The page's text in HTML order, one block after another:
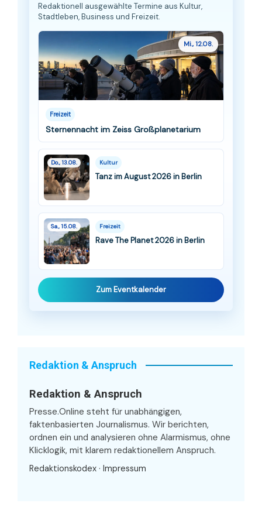
Redaktionell ausgewählte Termine aus Kultur,
Stadtleben, Business und Freizeit.
Mi., 12.08.
Freizeit
Sternennacht im Zeiss Großplanetarium
Do., 13.08. Kultur
Tanz im August 2026 in Berlin
Sa., 15.08. Freizeit
Rave The Planet 2026 in Berlin
Zum Eventkalender
Redaktion & Anspruch
Redaktion & Anspruch
Presse.Online steht für unabhängigen,
faktenbasierten Journalismus. Wir berichten,
ordnen ein und analysieren ohne Alarmismus, ohne
Klicklogik, mit klarem redaktionellem Anspruch.
Redaktionskodex · Impressum